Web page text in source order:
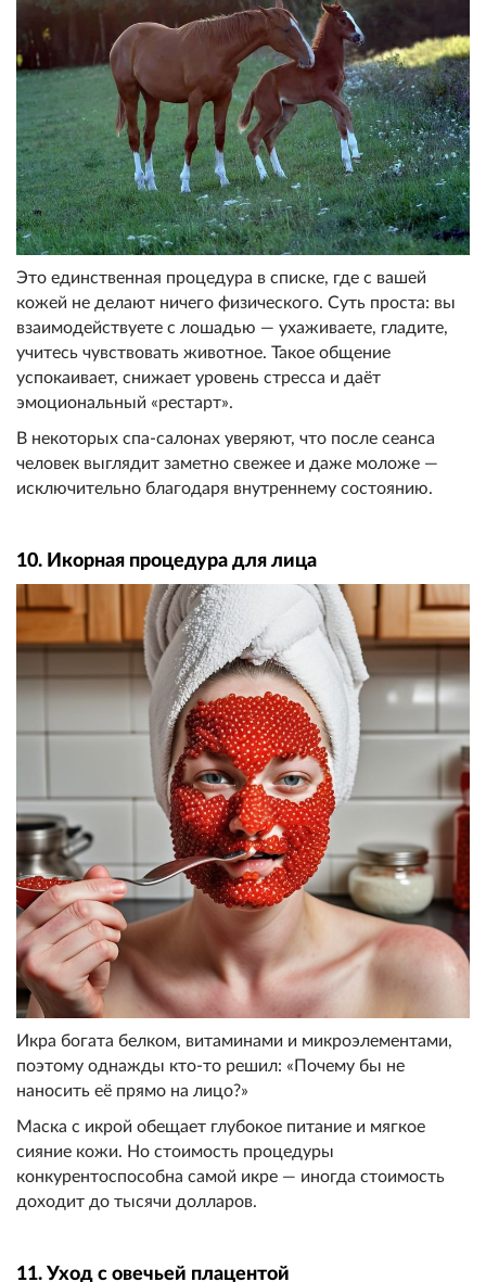
Это единственная процедура в списке, где с вашей
кожей не делают ничего физического. Суть проста: вы
взаимодействуете с лошадью — ухаживаете, гладите,
учитесь чувствовать животное. Такое общение
успокаивает, снижает уровень стресса и даёт
эмоциональный «рестарт».
В некоторых спа-салонах уверяют, что после сеанса
человек выглядит заметно свежее и даже моложе —
исключительно благодаря внутреннему состоянию.
10. Икорная процедура для лица
Икра богата белком, витаминами и микроэлементами,
поэтому однажды кто-то решил: «Почему бы не
наносить её прямо на лицо?»
Маска с икрой обещает глубокое питание и мягкое
сияние кожи. Но стоимость процедуры
конкурентоспособна самой икре — иногда стоимость
доходит до тысячи долларов.
11. Уход с овечьей плацентой